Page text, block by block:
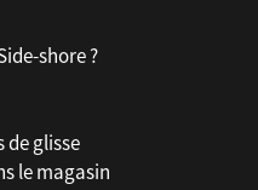
shore ?
de glisse
le magasin